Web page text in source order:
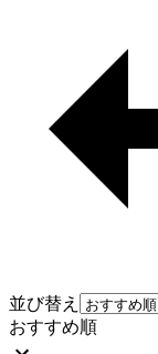
並び替え
おすすめ順